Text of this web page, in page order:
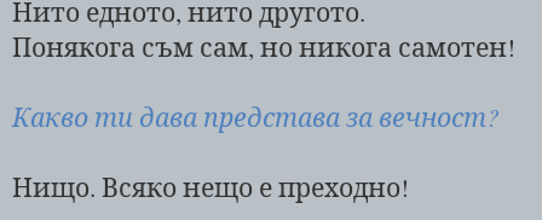
Нито едното, нито другото.
Понякога съм сам, но никога самотен!
Какво ти дава представа за вечност?
Нищо. Всяко нещо е преходно!